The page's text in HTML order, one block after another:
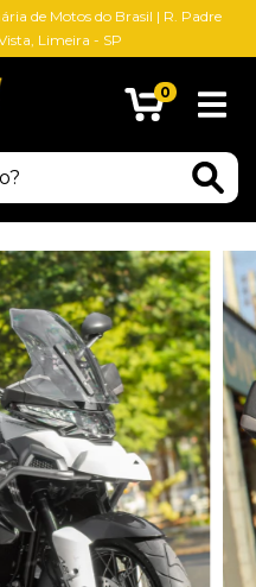
de Motos do Brasil | R. Padre
Limeira - SP
0